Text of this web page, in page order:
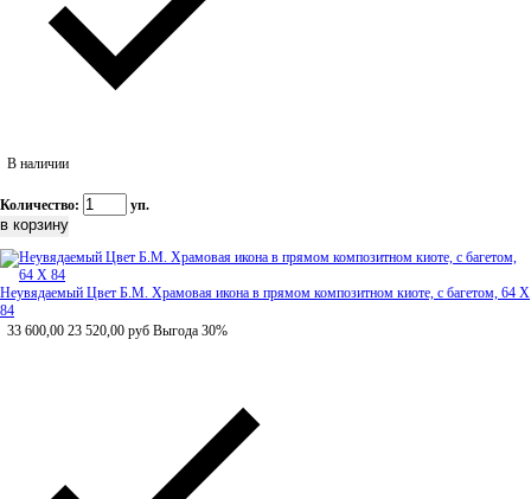
В наличии
Количество: уп.
Неувядаемый Цвет Б.М. Храмовая икона в прямом композитном киоте, с багетом, 64 Х
84
33 600,00 23 520,00 руб Выгода 30%